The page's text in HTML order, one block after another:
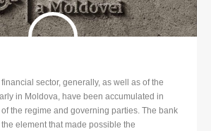
sector, generally, as well as of the
in Moldova, have been accumulated in
the regime and governing parties. The bank
element that made possible the